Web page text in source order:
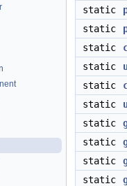
static
static
static
static
static
static
static
static
static
static